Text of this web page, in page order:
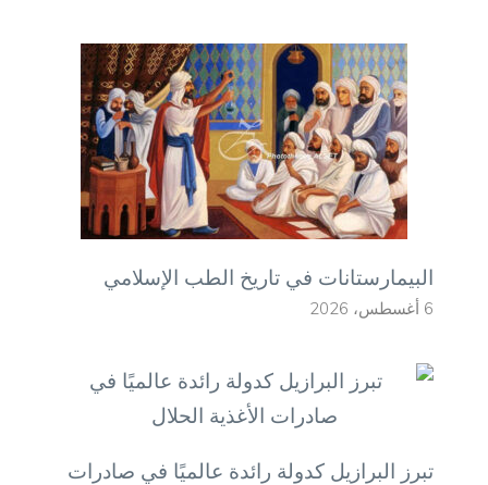
البيمارستانات في تاريخ الطب الإسلامي
6 أغسطس، 2026
تبرز البرازيل كدولة رائدة عالميًا في صادرات